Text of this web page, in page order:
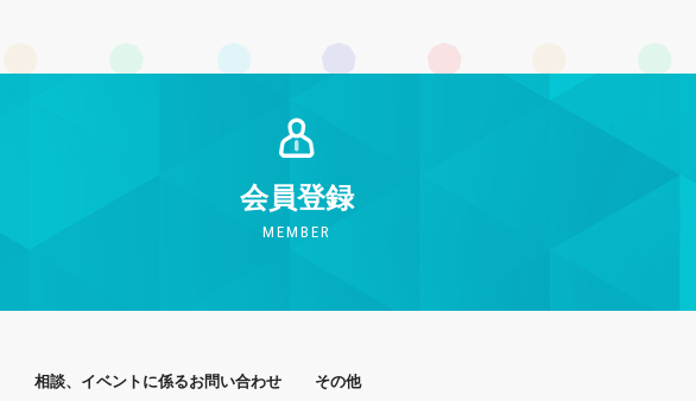
会員登録
MEMBER
相談、イベントに係るお問い合わせ その他